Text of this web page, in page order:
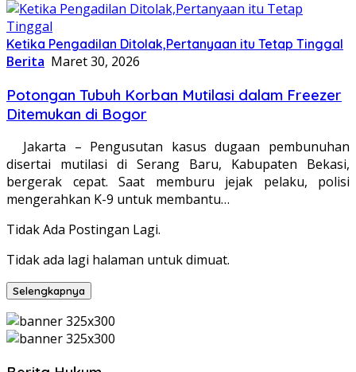
Ketika Pengadilan Ditolak,Pertanyaan itu Tetap Tinggal
Berita Maret 30, 2026
Potongan Tubuh Korban Mutilasi dalam Freezer
Ditemukan di Bogor
Jakarta – Pengusutan kasus dugaan pembunuhan
disertai mutilasi di Serang Baru, Kabupaten Bekasi,
bergerak cepat. Saat memburu jejak pelaku, polisi
mengerahkan K-9 untuk membantu…
Tidak Ada Postingan Lagi.
Tidak ada lagi halaman untuk dimuat.
Selengkapnya